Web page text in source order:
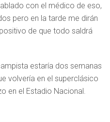
con el médico de eso,
pero en la tarde me dirán
de que todo saldrá
estaría dos semanas
volvería en el superclásico
en el Estadio Nacional.